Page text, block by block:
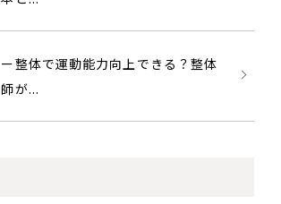
ー整体で運動能力向上できる？整体
師が...